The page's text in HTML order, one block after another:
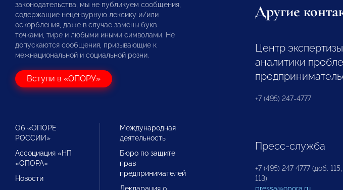
законодательства, мы не публикуем сообщения,
содержащие нецензурную лексику и/или
оскорбления, даже в случае замены букв
точками, тире и любыми иными символами. Не
допускаются сообщения, призывающие к
межнациональной и социальной розни.
Вступи в «ОПОРУ»
Об «ОПОРЕ
РОССИИ»
Ассоциация «НП
«ОПОРА»
Новости
Международная
деятельность
Бюро по защите
прав
предпринимателей
Другие
Центр
аналитики
+7 (495) 247-4777
Пресс-служба
+7 (495) 247 4777 (доб. 115,
113)